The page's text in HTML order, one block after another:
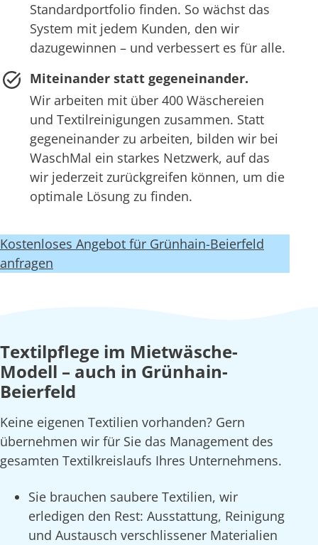
Standardportfolio finden. So wächst das
System mit jedem Kunden, den wir
dazugewinnen – und verbessert es für alle.
Miteinander statt gegeneinander.
Wir arbeiten mit über 400 Wäschereien
und Textilreinigungen zusammen. Statt
gegeneinander zu arbeiten, bilden wir bei
WaschMal ein starkes Netzwerk, auf das
wir jederzeit zurückgreifen können, um die
optimale Lösung zu finden.
Kostenloses Angebot für Grünhain-Beierfeld
anfragen
Textilpflege im Mietwäsche-
Modell – auch in Grünhain-
Beierfeld
Keine eigenen Textilien vorhanden? Gern
übernehmen wir für Sie das Management des
gesamten Textilkreislaufs Ihres Unternehmens.
Sie brauchen saubere Textilien, wir
erledigen den Rest: Ausstattung, Reinigung
und Austausch verschlissener Materialien